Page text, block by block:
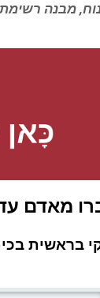
מבנה
מאדם
בראשית